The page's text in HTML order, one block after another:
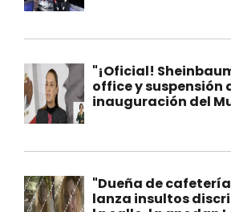
"¡Oficial!
office y suspensión
inauguración del
"Dueña de
lanza insultos